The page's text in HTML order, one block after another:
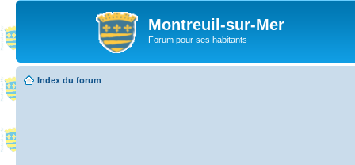
Montreuil-sur-Mer
Forum pour ses habitants
Index du forum